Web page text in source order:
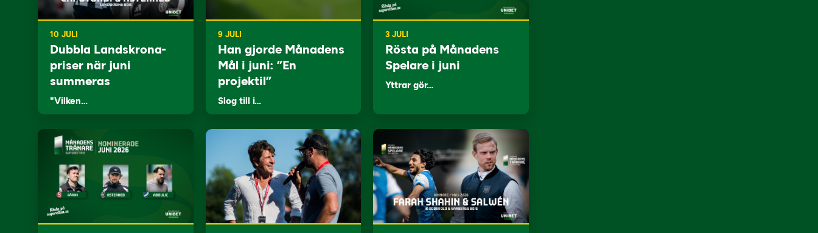
10 JULI
Dubbla Landskrona-
priser när juni
summeras
"Vilken…
9 JULI
Han gjorde Månadens
Mål i juni: ”En
projektil”
Slog till i…
3 JULI
Rösta på Månadens
Spelare i juni
Yttrar gör…